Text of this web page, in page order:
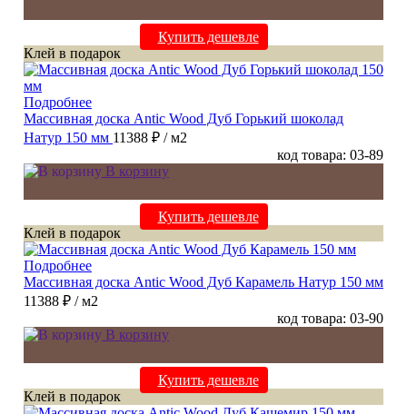
Купить дешевле
Клей в подарок
Подробнее
Массивная доска Antic Wood Дуб Горький шоколад
Натур 150 мм 11388 ₽ / м2
код товара: 03-89
В корзину
Купить дешевле
Клей в подарок
Подробнее
Массивная доска Antic Wood Дуб Карамель Натур 150 мм
11388 ₽ / м2
код товара: 03-90
В корзину
Купить дешевле
Клей в подарок